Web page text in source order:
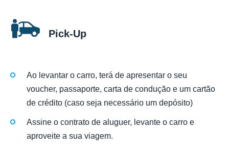
Pick-Up
Ao levantar o carro, terá de apresentar o seu
voucher, passaporte, carta de condução e um cartão
de crédito (caso seja necessário um depósito)
Assine o contrato de aluguer, levante o carro e
aproveite a sua viagem.